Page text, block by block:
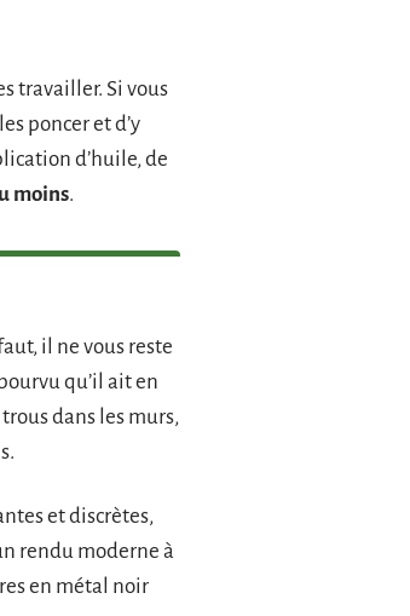
travailler. Si vous
poncer et d’y
d’huile, de
moins.
il ne vous reste
qu’il ait en
dans les murs,
et discrètes,
rendu moderne à
en métal noir